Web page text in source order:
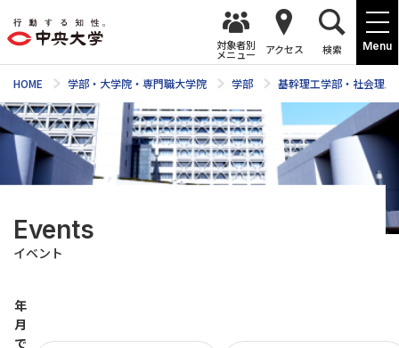
Menu
対象者別
メニュー アクセス 検索
HOME 学部・大学院・専門職大学院 学部 基幹理工学部・社会理
Events
イベント
年
月
で